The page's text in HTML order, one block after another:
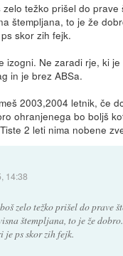
težko prišel do prave
štempljana, to je že
skor zih fejk.
izogni. Ne zaradi rje, ki
in je brez ABSa.
2003,2004 letnik, če
ohranjenega bo boljš
2 leti nima nobene
14:38
zelo težko prišel do prave
štempljana, to je že
je ps skor zih fejk.